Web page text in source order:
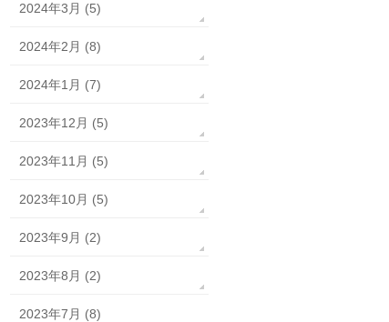
2024年3月 (5)
2024年2月 (8)
2024年1月 (7)
2023年12月 (5)
2023年11月 (5)
2023年10月 (5)
2023年9月 (2)
2023年8月 (2)
2023年7月 (8)